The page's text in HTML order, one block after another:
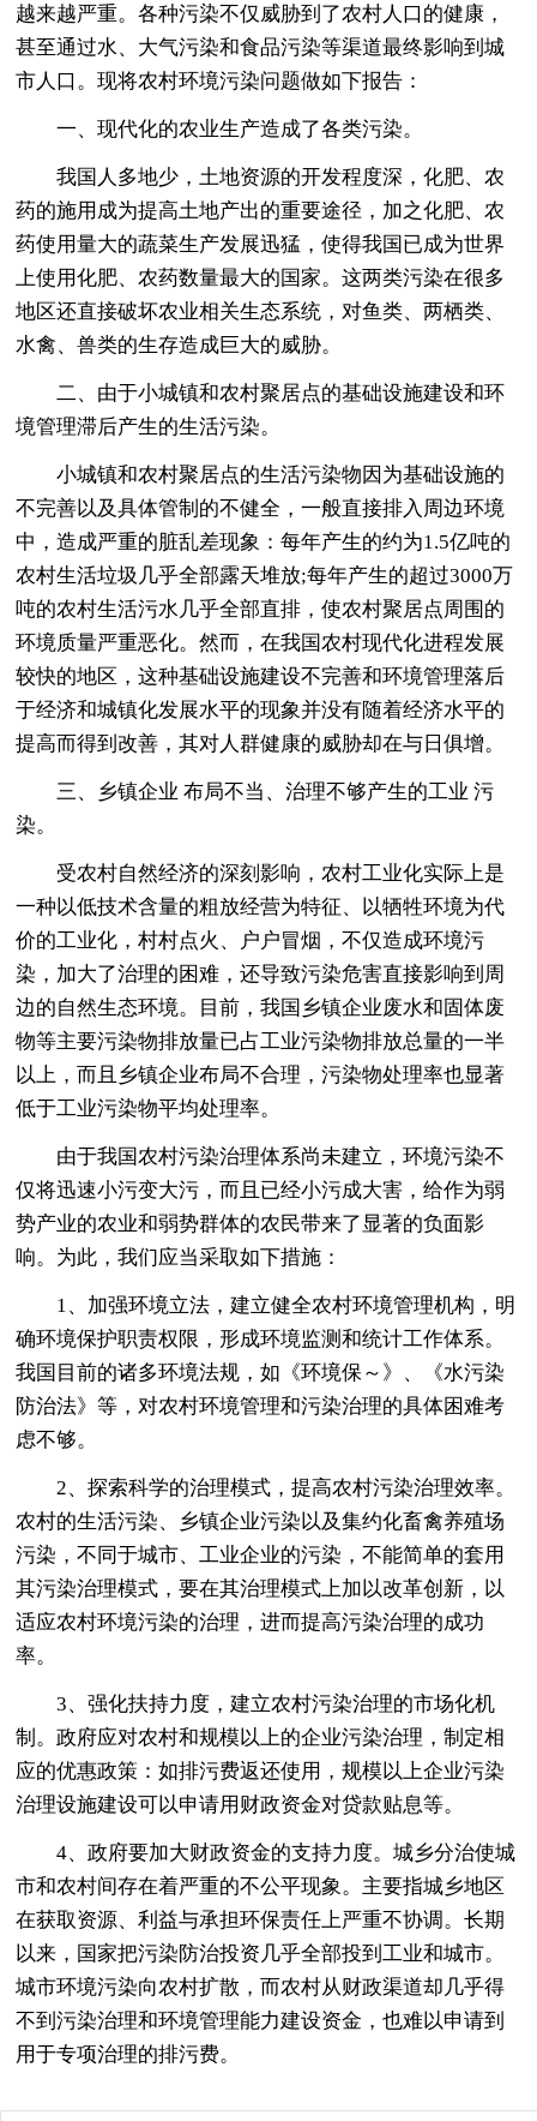
越来越严重。各种污染不仅威胁到了农村人口的健康，
甚至通过水、大气污染和食品污染等渠道最终影响到城
市人口。现将农村环境污染问题做如下报告：
一、现代化的农业生产造成了各类污染。
我国人多地少，土地资源的开发程度深，化肥、农
药的施用成为提高土地产出的重要途径，加之化肥、农
药使用量大的蔬菜生产发展迅猛，使得我国已成为世界
上使用化肥、农药数量最大的国家。这两类污染在很多
地区还直接破坏农业相关生态系统，对鱼类、两栖类、
水禽、兽类的生存造成巨大的威胁。
二、由于小城镇和农村聚居点的基础设施建设和环
境管理滞后产生的生活污染。
小城镇和农村聚居点的生活污染物因为基础设施的
不完善以及具体管制的不健全，一般直接排入周边环境
中，造成严重的脏乱差现象：每年产生的约为1.5亿吨的
农村生活垃圾几乎全部露天堆放;每年产生的超过3000万
吨的农村生活污水几乎全部直排，使农村聚居点周围的
环境质量严重恶化。然而，在我国农村现代化进程发展
较快的地区，这种基础设施建设不完善和环境管理落后
于经济和城镇化发展水平的现象并没有随着经济水平的
提高而得到改善，其对人群健康的威胁却在与日俱增。
三、乡镇企业 布局不当、治理不够产生的工业 污
染。
受农村自然经济的深刻影响，农村工业化实际上是
一种以低技术含量的粗放经营为特征、以牺牲环境为代
价的工业化，村村点火、户户冒烟，不仅造成环境污
染，加大了治理的困难，还导致污染危害直接影响到周
边的自然生态环境。目前，我国乡镇企业废水和固体废
物等主要污染物排放量已占工业污染物排放总量的一半
以上，而且乡镇企业布局不合理，污染物处理率也显著
低于工业污染物平均处理率。
由于我国农村污染治理体系尚未建立，环境污染不
仅将迅速小污变大污，而且已经小污成大害，给作为弱
势产业的农业和弱势群体的农民带来了显著的负面影
响。为此，我们应当采取如下措施：
1、加强环境立法，建立健全农村环境管理机构，明
确环境保护职责权限，形成环境监测和统计工作体系。
我国目前的诸多环境法规，如《环境保～》、《水污染
防治法》等，对农村环境管理和污染治理的具体困难考
虑不够。
2、探索科学的治理模式，提高农村污染治理效率。
农村的生活污染、乡镇企业污染以及集约化畜禽养殖场
污染，不同于城市、工业企业的污染，不能简单的套用
其污染治理模式，要在其治理模式上加以改革创新，以
适应农村环境污染的治理，进而提高污染治理的成功
率。
3、强化扶持力度，建立农村污染治理的市场化机
制。政府应对农村和规模以上的企业污染治理，制定相
应的优惠政策：如排污费返还使用，规模以上企业污染
治理设施建设可以申请用财政资金对贷款贴息等。
4、政府要加大财政资金的支持力度。城乡分治使城
市和农村间存在着严重的不公平现象。主要指城乡地区
在获取资源、利益与承担环保责任上严重不协调。长期
以来，国家把污染防治投资几乎全部投到工业和城市。
城市环境污染向农村扩散，而农村从财政渠道却几乎得
不到污染治理和环境管理能力建设资金，也难以申请到
用于专项治理的排污费。